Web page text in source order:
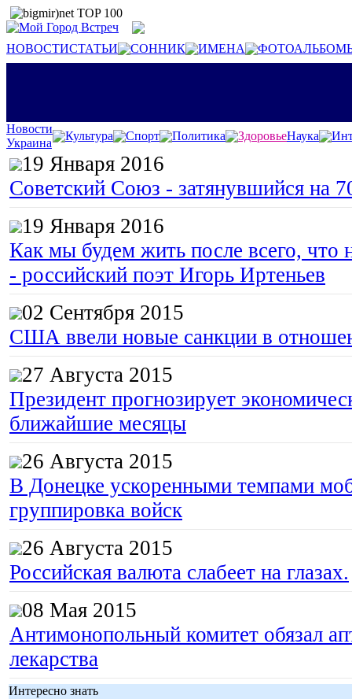
НОВОСТИСТАТЬИ СОННИК ИМЕНА
Новости
Украина
Культура Спорт Политика ЗдоровьеНаука
19 Января 2016
Советский Союз - затянувшийся на
19 Января 2016
Как мы будем жить после всего, что
- российский поэт Игорь Иртеньев
02 Сентября 2015
США ввели новые санкции в
27 Августа 2015
Президент прогнозирует
ближайшие месяцы
26 Августа 2015
В Донецке ускоренными темпами
группировка войск
26 Августа 2015
Российская валюта слабеет на глазах.
08 Мая 2015
Антимонопольный комитет обязал
лекарства
Интересно знать